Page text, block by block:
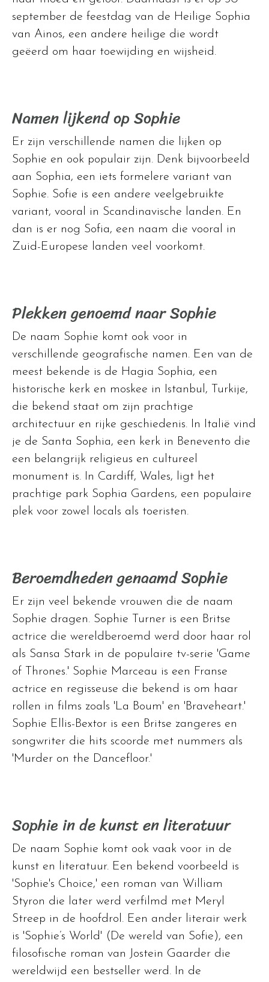
september de feestdag van de Heilige Sophia
van Ainos, een andere heilige die wordt
geëerd om haar toewijding en wijsheid.
Namen lijkend op Sophie
Er zijn verschillende namen die lijken op
Sophie en ook populair zijn. Denk bijvoorbeeld
aan Sophia, een iets formelere variant van
Sophie. Sofie is een andere veelgebruikte
variant, vooral in Scandinavische landen. En
dan is er nog Sofia, een naam die vooral in
Zuid-Europese landen veel voorkomt.
Plekken genoemd naar Sophie
De naam Sophie komt ook voor in
verschillende geografische namen. Een van de
meest bekende is de Hagia Sophia, een
historische kerk en moskee in Istanbul, Turkije,
die bekend staat om zijn prachtige
architectuur en rijke geschiedenis. In Italië vind
je de Santa Sophia, een kerk in Benevento die
een belangrijk religieus en cultureel
monument is. In Cardiff, Wales, ligt het
prachtige park Sophia Gardens, een populaire
plek voor zowel locals als toeristen.
Beroemdheden genaamd Sophie
Er zijn veel bekende vrouwen die de naam
Sophie dragen. Sophie Turner is een Britse
actrice die wereldberoemd werd door haar rol
als Sansa Stark in de populaire tv-serie 'Game
of Thrones.' Sophie Marceau is een Franse
actrice en regisseuse die bekend is om haar
rollen in films zoals 'La Boum' en 'Braveheart.'
Sophie Ellis-Bextor is een Britse zangeres en
songwriter die hits scoorde met nummers als
'Murder on the Dancefloor.'
Sophie in de kunst en literatuur
De naam Sophie komt ook vaak voor in de
kunst en literatuur. Een bekend voorbeeld is
'Sophie's Choice,' een roman van William
Styron die later werd verfilmd met Meryl
Streep in de hoofdrol. Een ander literair werk
is 'Sophie’s World' (De wereld van Sofie), een
filosofische roman van Jostein Gaarder die
wereldwijd een bestseller werd. In de